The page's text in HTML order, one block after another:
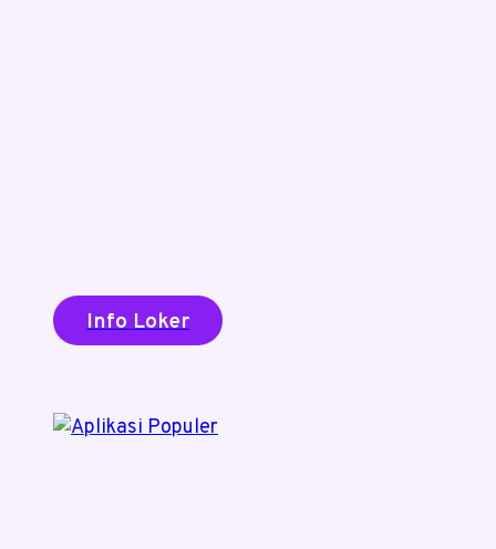
Info Loker